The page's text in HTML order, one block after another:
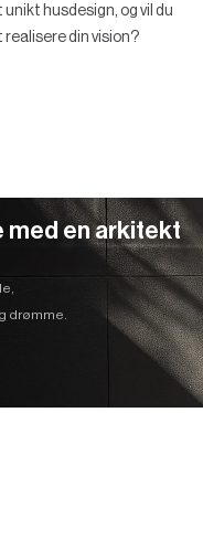
husdesign, og vil du
realisere din vision?
med en arkitekt
drømme.